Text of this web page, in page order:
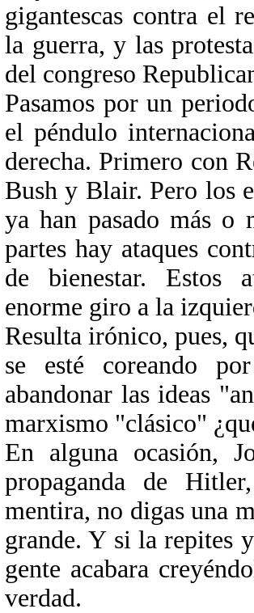
gigantescas contra el
la guerra, y las
del congreso
Pasamos por un
el péndulo
derecha. Primero con
Bush y Blair. Pero los
ya han pasado más o
partes hay ataques
de bienestar. Estos
enorme giro a la
Resulta irónico, pues,
se esté coreando
abandonar las ideas
marxismo "clásico"
En alguna ocasión,
propaganda de
mentira, no digas una
grande. Y si la repites
gente acabara
verdad.